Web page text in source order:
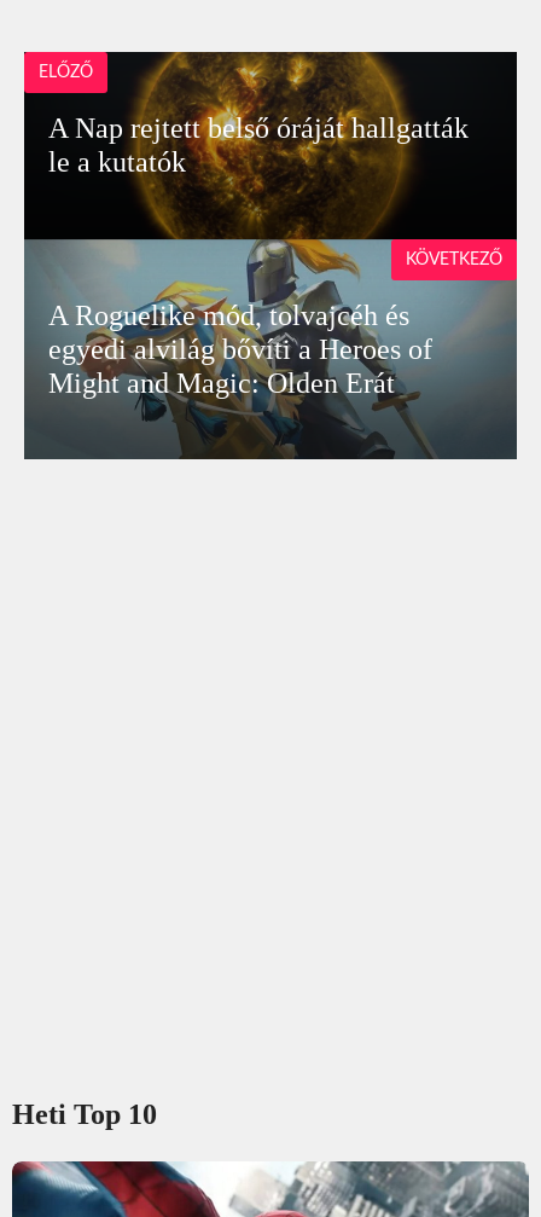
ELŐZŐ
A Nap rejtett belső óráját hallgatták
le a kutatók
A Roguelike mód, tolvajcéh és
egyedi alvilág bővíti a Heroes of
Might and Magic: Olden Erát
KÖVETKEZŐ
Heti Top 10